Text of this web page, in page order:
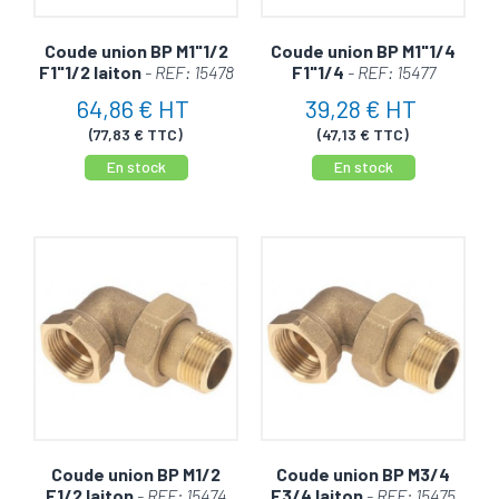
Coude union BP M1"1/2
F1"1/2 laiton - REF: 15478
64,86 € HT
(77,83 € TTC)
En stock
Coude union BP M1"1/4
F1"1/4 - REF: 15477
39,28 € HT
(47,13 € TTC)
En stock
Coude union BP M1/2
F1/2 laiton - REF: 15474
Coude union BP M3/4
F3/4 laiton - REF: 15475